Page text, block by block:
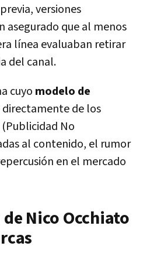
versiones
asegurado que al menos
línea evaluaban retirar
del canal.
cuyo modelo de
de los
(Publicidad No
al contenido, el rumor
en el mercado
Nico Occhiato